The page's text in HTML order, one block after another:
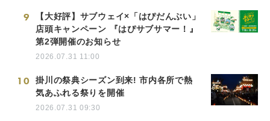
9
【大好評】サブウェイ×「はぴだんぶい」
店頭キャンペーン 『はぴサブサマー！』
第2弾開催のお知らせ
2026.07.31 11:00
10
掛川の祭典シーズン到来! 市内各所で熱
気あふれる祭りを開催
2026.07.31 09:30